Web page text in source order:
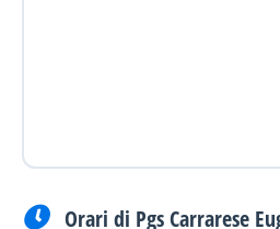
Orari di Pgs Carrarese